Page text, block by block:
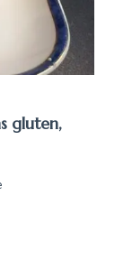
gluten,